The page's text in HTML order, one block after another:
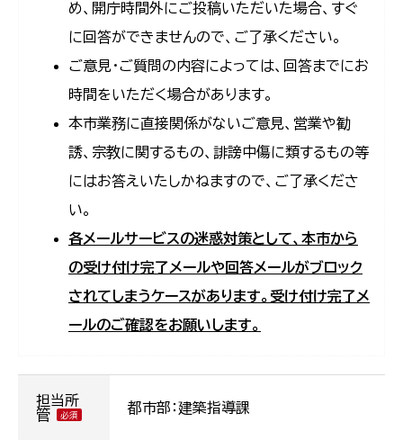
め、開庁時間外にご投稿いただいた場合、すぐ
に回答ができませんので、ご了承ください。
ご意見・ご質問の内容によっては、回答までにお
時間をいただく場合があります。
本市業務に直接関係がないご意見、営業や勧
誘、宗教に関するもの、誹謗中傷に類するもの等
にはお答えいたしかねますので、ご了承くださ
い。
各メールサービスの迷惑対策として、本市から
の受け付け完了メールや回答メールがブロック
されてしまうケースがあります。受け付け完了メ
ールのご確認をお願いします。
担当所
管
都市部：建築指導課